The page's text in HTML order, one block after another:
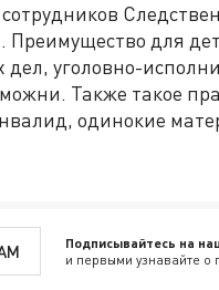
Преимущество для
уголовно-
Также такое
одинокие
Подписывайтесь на
и первыми узнавайте о